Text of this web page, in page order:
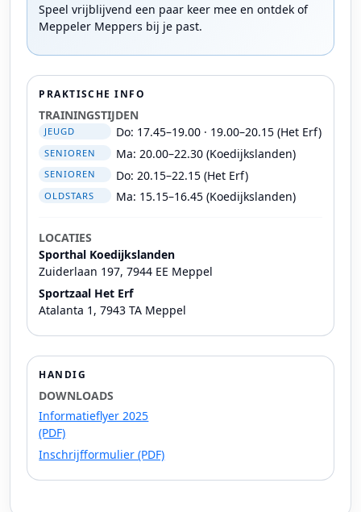
Speel vrijblijvend een paar keer mee en ontdek of
Meppeler Meppers bij je past.
PRAKTISCHE INFO
TRAININGSTIJDEN
JEUGD Do: 17.45–19.00 · 19.00–20.15 (Het Erf)
SENIOREN Ma: 20.00–22.30 (Koedijkslanden)
SENIOREN Do: 20.15–22.15 (Het Erf)
OLDSTARS Ma: 15.15–16.45 (Koedijkslanden)
LOCATIES
Sporthal Koedijkslanden
Zuiderlaan 197, 7944 EE Meppel
Sportzaal Het Erf
Atalanta 1, 7943 TA Meppel
HANDIG
DOWNLOADS
Informatieflyer 2025
(PDF)
Inschrijfformulier (PDF)